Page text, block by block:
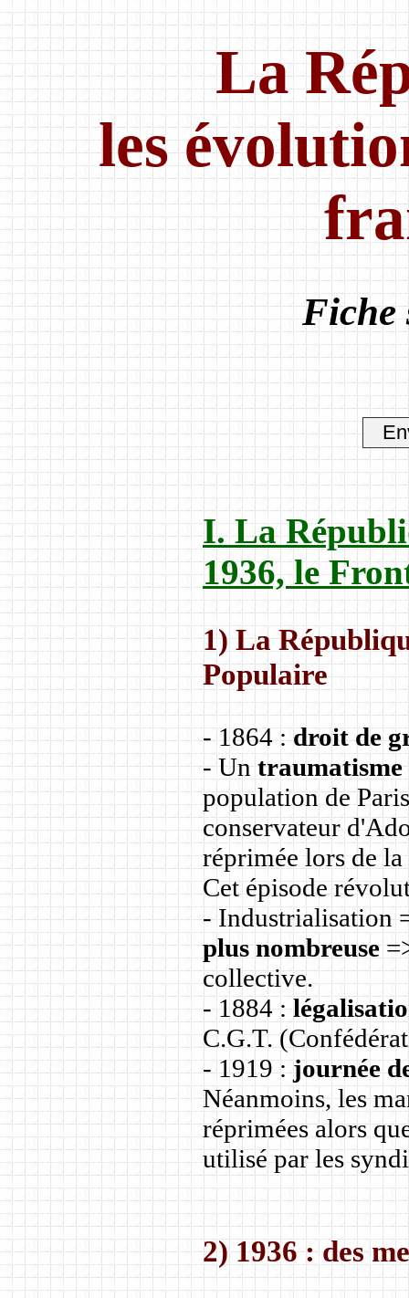
La
les
Fiche
I. La
1936, le
1) La
Populaire
- 1864 :droit de
- Untraumatisme
population de
conservateur
réprimée lors de
Cet épisode
- Industrialisation
plus nombreuse
collective.
- 1884 :
C.G.T.
- 1919 :journée
Néanmoins, les
réprimées alors
utilisé par les
2) 1936 : des